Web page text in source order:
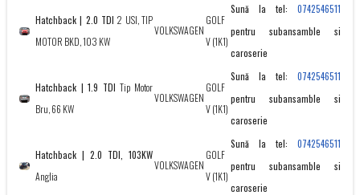
Hatchback | 2.0 TDI 2 USI, TIP
MOTOR BKD, 103 KW
VOLKSWAGEN
GOLF
V (1K1)
Sună la tel: 0742546511
pentru subansamble si
caroserie
Hatchback | 1.9 TDI Tip Motor
Bru, 66 KW
VOLKSWAGEN
GOLF
V (1K1)
Sună la tel: 0742546511
pentru subansamble si
caroserie
Hatchback | 2.0 TDI, 103KW
Anglia
VOLKSWAGEN
GOLF
V (1K1)
Sună la tel: 0742546511
pentru subansamble si
caroserie